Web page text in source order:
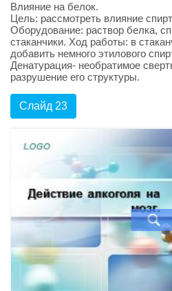
Влияние на белок.
Цель: рассмотреть влияние
Оборудование: раствор белка,
стаканчики. Ход работы: в
добавить немного этилового
Денатурация- необратимое
разрушение его структуры.
Слайд 23